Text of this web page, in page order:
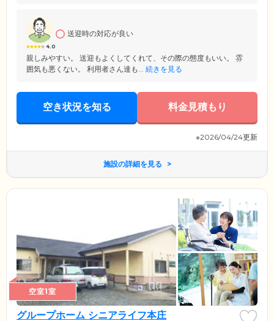
4.0
送迎時の対応が良い
親しみやすい。 送迎もよくしてくれて、その際の態度もいい。 雰
囲気も悪くない。 利用者さん達も... 続きを見る
空き状況を知る 料金見積もり
※2026/04/24更新
施設の詳細を見る
空室1室
グループホーム シニアライフ本庄